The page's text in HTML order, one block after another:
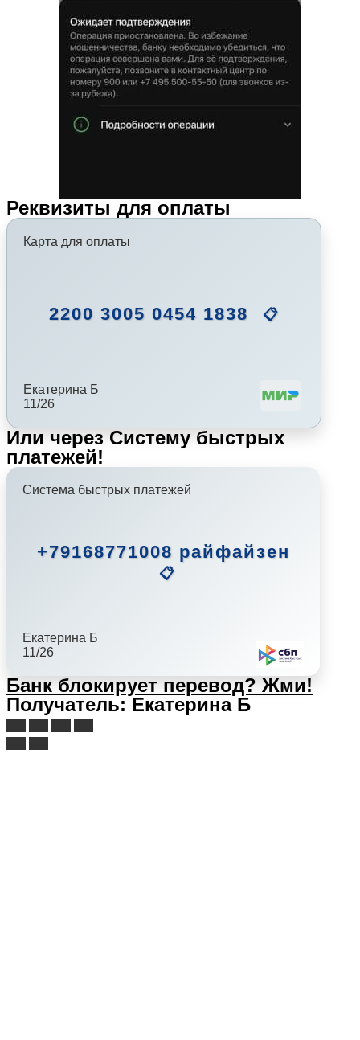
Реквизиты для оплаты
Карта для оплаты
2200 3005 0454 1838 📋
Екатерина Б
11/26
Или через Систему быстрых
платежей!
Система быстрых платежей
+79168771008 райфайзен
📋
Екатерина Б
11/26
Банк блокирует перевод? Жми!
Получатель: Екатерина Б